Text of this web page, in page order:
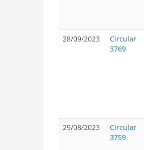
28/09/2023
Circular
3769
29/08/2023
Circular
3759